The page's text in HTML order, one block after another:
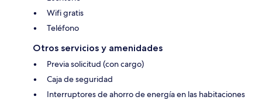
Wifi gratis
Teléfono
Otros servicios y amenidades
Previa solicitud (con cargo)
Caja de seguridad
Interruptores de ahorro de energía en las habitaciones